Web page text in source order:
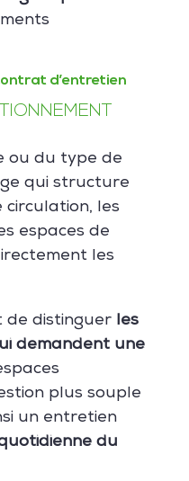
d’entretien
ou du type de
qui structure
circulation, les
espaces de
les
de distinguer les
demandent une
plus souple
un entretien
du